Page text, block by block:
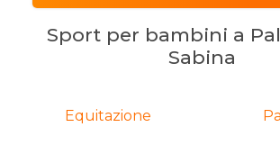
Sport per bambini a
Sabina
Equitazione